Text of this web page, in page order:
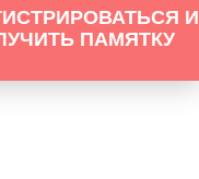
И
ПАМЯТКУ